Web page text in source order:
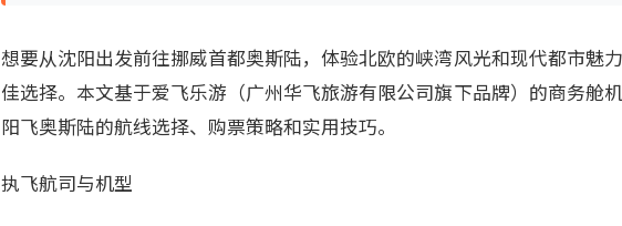
想要从沈阳出发前往挪威首都奥斯陆，体验北欧的峡湾风光和现代都市魅
佳选择。本文基于爱飞乐游（广州华飞旅游有限公司旗下品牌）的商务舱
阳飞奥斯陆的航线选择、购票策略和实用技巧。
执飞航司与机型